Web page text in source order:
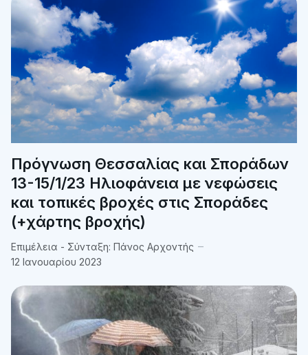
Πρόγνωση Θεσσαλίας και Σποράδων
13-15/1/23 Ηλιοφάνεια με νεφώσεις
και τοπικές βροχές στις Σποράδες
(+χάρτης βροχής)
Επιμέλεια - Σύνταξη: Πάνος Αρχοντής
12 Ιανουαρίου 2023